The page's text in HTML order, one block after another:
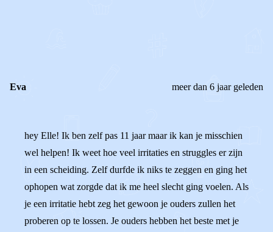
Eva meer dan 6 jaar geleden
hey Elle! Ik ben zelf pas 11 jaar maar ik kan je misschien
wel helpen! Ik weet hoe veel irritaties en struggles er zijn
in een scheiding. Zelf durfde ik niks te zeggen en ging het
ophopen wat zorgde dat ik me heel slecht ging voelen. Als
je een irritatie hebt zeg het gewoon je ouders zullen het
proberen op te lossen. Je ouders hebben het beste met je